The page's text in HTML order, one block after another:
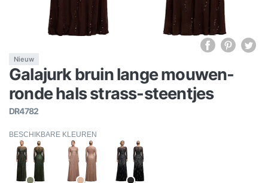
Nieuw
Galajurk bruin lange mouwen-
ronde hals strass-steentjes
DR4782
BESCHIKBARE KLEUREN